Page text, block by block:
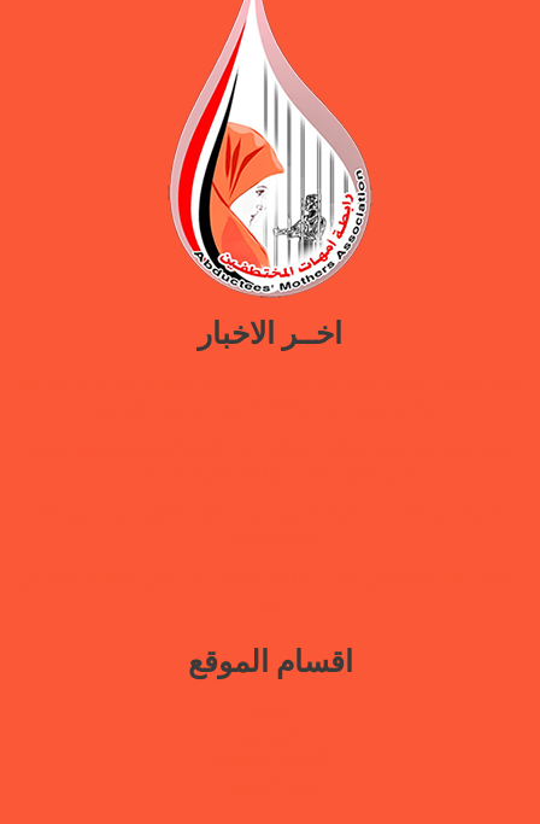
اخــر الاخبار
اقسام الموقع